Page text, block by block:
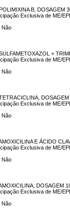
B, DOSAGEM
Exclusiva de ME/
Não
+
Exclusiva de ME/
Não
Exclusiva de ME/
Não
E ÁCIDO
Exclusiva de ME/
Não
DOSAGEM
Exclusiva de ME/
Não